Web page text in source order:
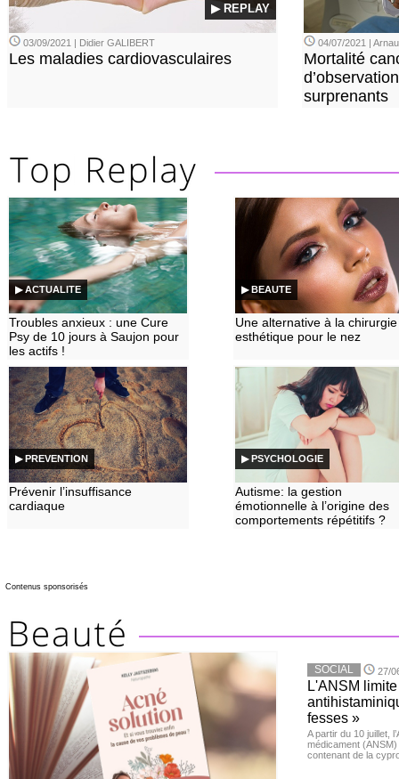
▶ REPLAY
03/09/2021 | Didier GALIBERT
Les maladies cardiovasculaires
04/07/2021 |
Mortalité
surprenants
▶ ACTUALITE
Troubles anxieux : une Cure
Psy de 10 jours à Saujon pour
les actifs !
▶ BEAUTE
Une alternative à la chirurgie
esthétique pour le nez
▶ PREVENTION
Prévenir l’insuffisance
cardiaque
▶ PSYCHOLOGIE
Autisme: la gestion
émotionnelle à l’origine des
comportements répétitifs ?
Contenus sponsorisés
SOCIAL 27/
L'ANSM
fesses »
A partir du 10 juillet,
médicament
contenant de la